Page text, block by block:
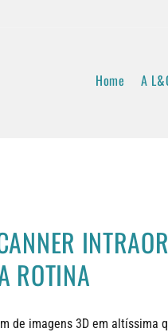
Home A
ROTINA
de imagens 3D em altíssima